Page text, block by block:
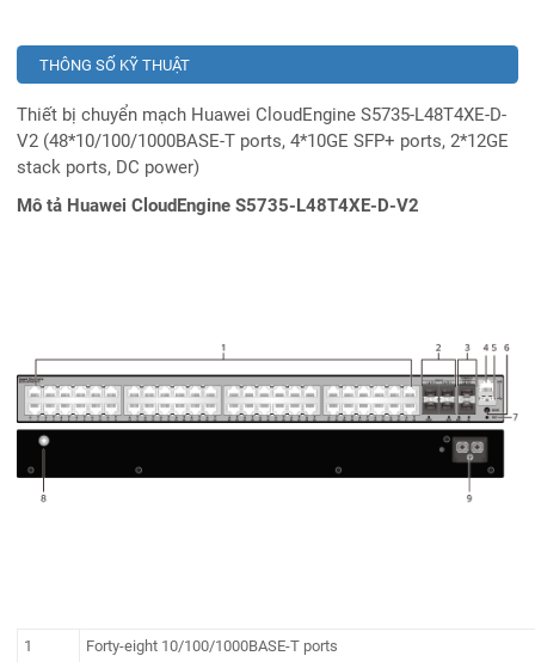
THÔNG SỐ KỸ THUẬT
Thiết bị chuyển mạch Huawei CloudEngine S5735-L48T4XE-D-
V2 (48*10/100/1000BASE-T ports, 4*10GE SFP+ ports, 2*12GE
stack ports, DC power)
Mô tả Huawei CloudEngine S5735-L48T4XE-D-V2
1 Forty-eight 10/100/1000BASE-T ports